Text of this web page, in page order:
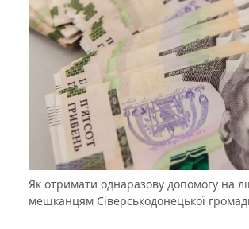
Як отримати однаразову допомогу на
мешканцям Сіверськодонецької